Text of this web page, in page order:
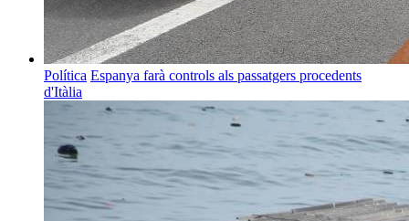
Política Espanya farà controls als passatgers procedents
d'Itàlia